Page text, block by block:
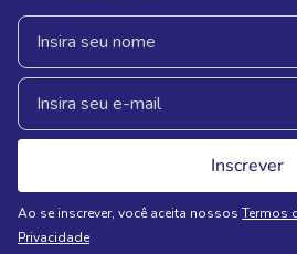
Inscrever
Ao se inscrever, você aceita nossos Termos
Privacidade